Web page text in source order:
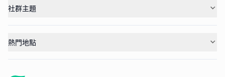
社群主題
熱門地點